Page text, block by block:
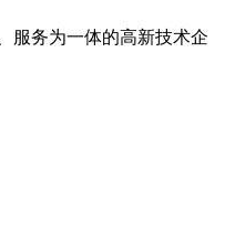
服务为一体的高新技术企